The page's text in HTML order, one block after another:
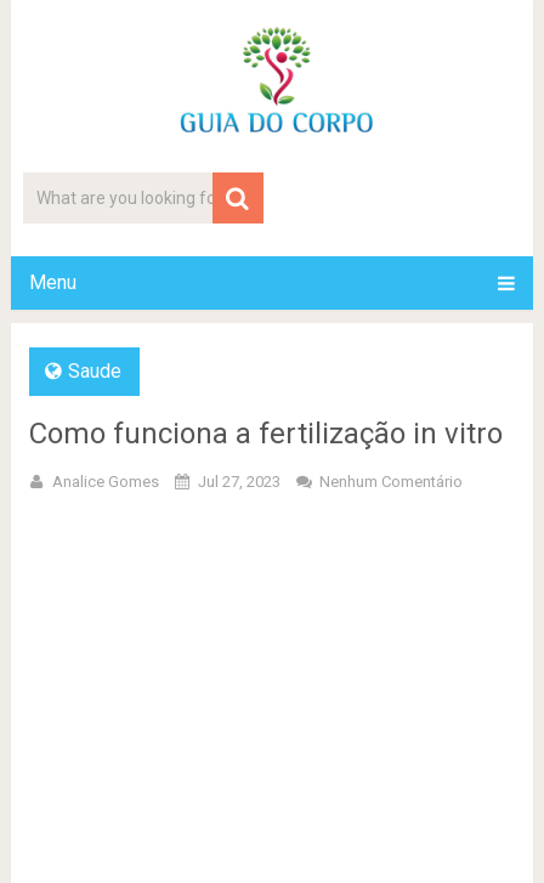
Menu
Saude
Como funciona a fertilização in vitro
Analice Gomes Jul 27, 2023 Nenhum Comentário